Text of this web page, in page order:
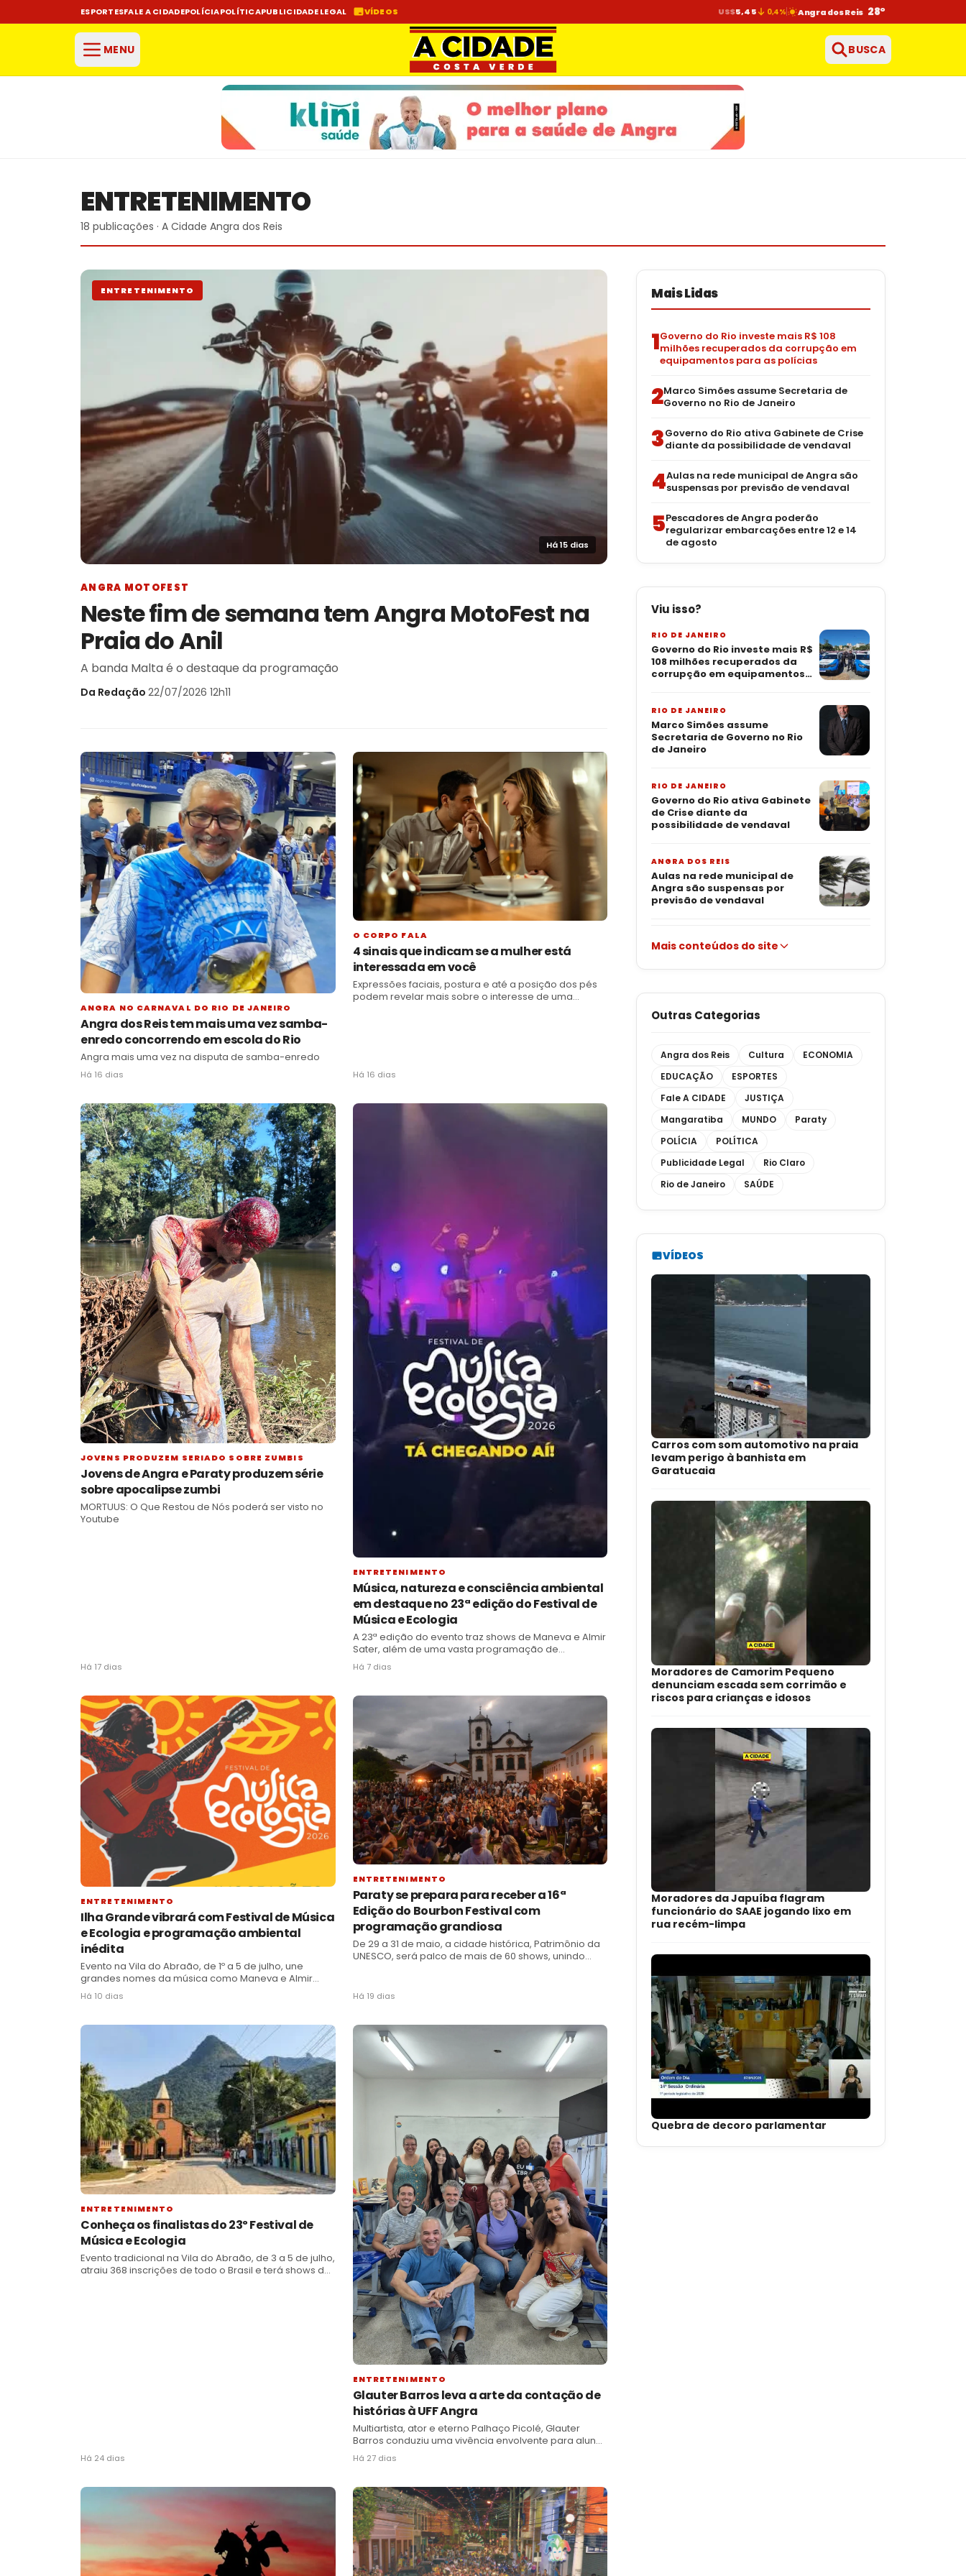
ESPORTESFALE A CIDADEPOLÍCIAPOLÍTICAPUBLICIDADE LEGAL VÍDEOS US$5,45 0,4% Angra dos Reis 28°
MENU BUSCA
ENTRETENIMENTO
18 publicações · A Cidade Angra dos Reis
ENTRETENIMENTO
Há 15 dias
ANGRA MOTOFEST
Neste fim de semana tem Angra MotoFest na
Praia do Anil
A banda Malta é o destaque da programação
Da Redação 22/07/2026 12h11
ANGRA NO CARNAVAL DO RIO DE JANEIRO
Angra dos Reis tem mais uma vez samba-
enredo concorrendo em escola do Rio
Angra mais uma vez na disputa de samba-enredo
Há 16 dias
O CORPO FALA
4 sinais que indicam se a mulher está
interessada em você
Expressões faciais, postura e até a posição dos pés
podem revelar mais sobre o interesse de uma
Há 16 dias
JOVENS PRODUZEM SERIADO SOBRE ZUMBIS
Jovens de Angra e Paraty produzem série
sobre apocalipse zumbi
MORTUUS: O Que Restou de Nós poderá ser visto no
Youtube
Há 17 dias
ENTRETENIMENTO
Música, natureza e consciência ambiental
em destaque no 23ª edição do Festival de
Música e Ecologia
A 23ª edição do evento traz shows de Maneva e Almir
Sater, além de uma vasta programação de
educação ambiental e ações sustentáveis, de 1 a 5
de julho
Há 7 dias
ENTRETENIMENTO
Ilha Grande vibrará com Festival de Música
e Ecologia e programação ambiental
inédita
Evento na Vila do Abraão, de 1º a 5 de julho, une
grandes nomes da música como Maneva e Almir
Sater a oficinas, jogos e limpeza de praias pela
preservação
Há 10 dias
ENTRETENIMENTO
Paraty se prepara para receber a 16ª
Edição do Bourbon Festival com
programação grandiosa
De 29 a 31 de maio, a cidade histórica, Patrimônio da
UNESCO, será palco de mais de 60 shows, unindo
Há 19 dias
ENTRETENIMENTO
Conheça os finalistas do 23º Festival de
Música e Ecologia
Evento tradicional na Vila do Abraão, de 3 a 5 de julho,
atraiu 368 inscrições de todo o Brasil e terá shows de
Há 24 dias
ENTRETENIMENTO
Glauter Barros leva a arte da contação de
histórias à UFF Angra
Multiartista, ator e eterno Palhaço Picolé, Glauter
Barros conduziu uma vivência envolvente para alunos
de Pedagogia, reforçando o poder da oralidade na
educação e na comunidade
Há 27 dias
Mais Lidas
1Governo do Rio investe mais R$ 108
milhões recuperados da corrupção em
equipamentos para as polícias
2Marco Simões assume Secretaria de
Governo no Rio de Janeiro
3Governo do Rio ativa Gabinete de Crise
diante da possibilidade de vendaval
4Aulas na rede municipal de Angra são
suspensas por previsão de vendaval
5Pescadores de Angra poderão
regularizar embarcações entre 12 e 14
de agosto
Viu isso?
RIO DE JANEIRO
Governo do Rio investe mais R$
108 milhões recuperados da
corrupção em equipamentos
RIO DE JANEIRO
Marco Simões assume
Secretaria de Governo no Rio
de Janeiro
RIO DE JANEIRO
Governo do Rio ativa Gabinete
de Crise diante da
possibilidade de vendaval
ANGRA DOS REIS
Aulas na rede municipal de
Angra são suspensas por
previsão de vendaval
Mais conteúdos do site
Outras Categorias
Angra dos Reis Cultura
ECONOMIA
EDUCAÇÃO
ESPORTES
Fale A CIDADE
JUSTIÇA
Mangaratiba
MUNDO
Paraty
POLÍCIA
POLÍTICA
Publicidade Legal
Rio Claro
Rio de Janeiro
SAÚDE
VÍDEOS
Carros com som automotivo na praia
levam perigo à banhista em
Garatucaia
Moradores de Camorim Pequeno
denunciam escada sem corrimão e
riscos para crianças e idosos
Moradores da Japuíba flagram
funcionário do SAAE jogando lixo em
rua recém-limpa
Quebra de decoro parlamentar